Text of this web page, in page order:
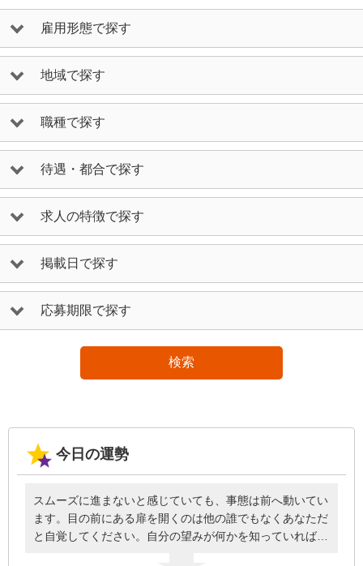
雇用形態で探す
地域で探す
職種で探す
待遇・都合で探す
求人の特徴で探す
掲載日で探す
応募期限で探す
検索
今日の運勢
スムーズに進まないと感じていても、事態は前へ動いてい
ます。目の前にある扉を開くのは他の誰でもなくあなただ
と自覚してください。自分の望みが何かを知っていれば、